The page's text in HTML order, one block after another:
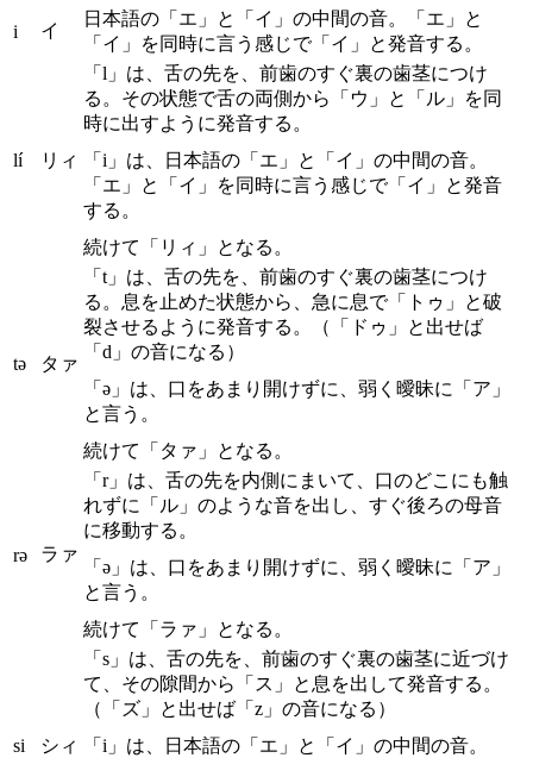
i イ
日本語の「エ」と「イ」の中間の音。「エ」と
「イ」を同時に言う感じで「イ」と発音する。
lí リィ
「l」は、舌の先を、前歯のすぐ裏の歯茎につけ
る。その状態で舌の両側から「ウ」と「ル」を同
時に出すように発音する。
「i」は、日本語の「エ」と「イ」の中間の音。
「エ」と「イ」を同時に言う感じで「イ」と発音
する。
続けて「リィ」となる。
tə タァ
「t」は、舌の先を、前歯のすぐ裏の歯茎につけ
る。息を止めた状態から、急に息で「トゥ」と破
裂させるように発音する。（「ドゥ」と出せば
「d」の音になる）
「ə」は、口をあまり開けずに、弱く曖昧に「ア」
と言う。
続けて「タァ」となる。
rə ラァ
「r」は、舌の先を内側にまいて、口のどこにも触
れずに「ル」のような音を出し、すぐ後ろの母音
に移動する。
「ə」は、口をあまり開けずに、弱く曖昧に「ア」
と言う。
続けて「ラァ」となる。
si シィ
「s」は、舌の先を、前歯のすぐ裏の歯茎に近づけ
て、その隙間から「ス」と息を出して発音する。
（「ズ」と出せば「z」の音になる）
「i」は、日本語の「エ」と「イ」の中間の音。